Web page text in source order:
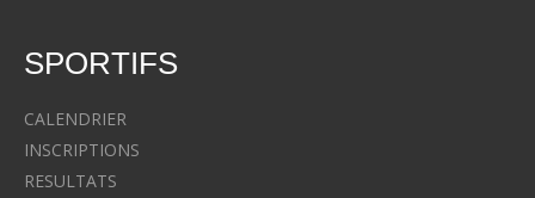
SPORTIFS
CALENDRIER
INSCRIPTIONS
RESULTATS